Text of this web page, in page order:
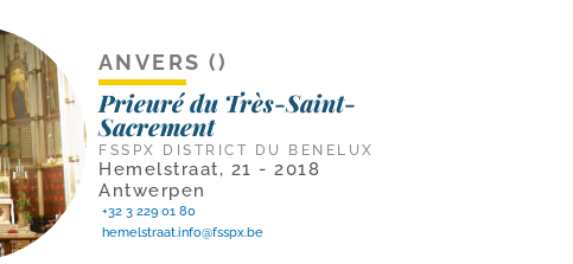
ANVERS ()
Prieuré du Très-Saint-
Sacrement
FSSPX DISTRICT DU BENELUX
Hemelstraat, 21 - 2018
Antwerpen
+32 3 229 01 80
hemelstraat.info@fsspx.be